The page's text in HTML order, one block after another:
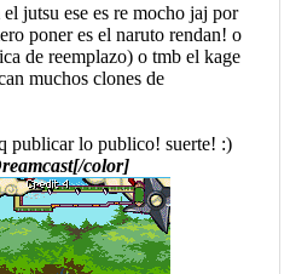
jutsu ese es re mocho jaj por
poner es el naruto rendan! o
de reemplazo) o tmb el kage
muchos clones de
publicar lo publico! suerte! :)
color]